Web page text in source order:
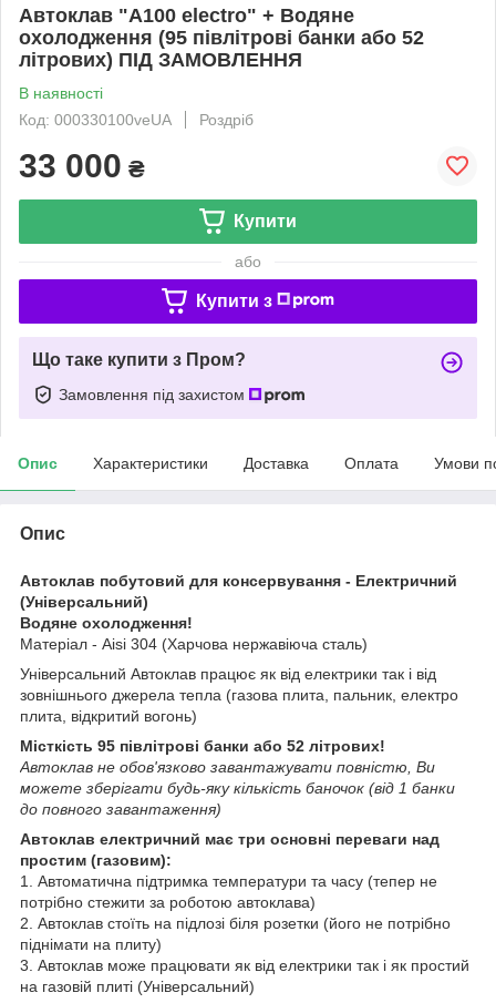
Автоклав "А100 electro" + Водяне
охолодження (95 півлітрові банки або 52
літрових) ПІД ЗАМОВЛЕННЯ
В наявності
Код: 000330100veUA
Роздріб
33 000 ₴
Купити
або
Купити з
Що таке купити з Пром?
Замовлення під захистом
Опис Характеристики Доставка Оплата Умови
Опис
Автоклав побутовий для консервування - Електричний
(Універсальний)
Водяне охолодження!
Матеріал - Aisi 304 (Харчова нержавіюча сталь)
Універсальний Автоклав працює як від електрики так і від
зовнішнього джерела тепла (газова плита, пальник, електро
плита, відкритий вогонь)
Місткість 95 півлітрові банки або 52 літрових!
Автоклав не обов'язково завантажувати повністю, Ви
можете зберігати будь-яку кількість баночок (від 1 банки
до повного завантаження)
Автоклав електричний має три основні переваги над
простим (газовим):
1. Автоматична підтримка температури та часу (тепер не
потрібно стежити за роботою автоклава)
2. Автоклав стоїть на підлозі біля розетки (його не потрібно
піднімати на плиту)
3. Автоклав може працювати як від електрики так і як простий
на газовій плиті (Універсальний)